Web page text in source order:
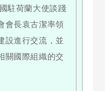
駐荷蘭大使談踐
會長袁古潔率領
設進行交流，並
關國際組織的交